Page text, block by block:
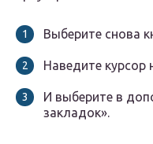
Выберите снова
Наведите курсор
И выберите в
закладок».